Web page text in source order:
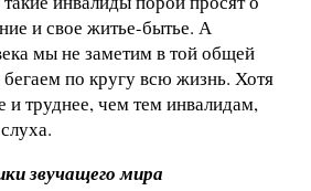
и свое житье-бытье. А
мы не заметим в той общей
по кругу всю жизнь. Хотя
труднее, чем тем инвалидам,
звучащего мира